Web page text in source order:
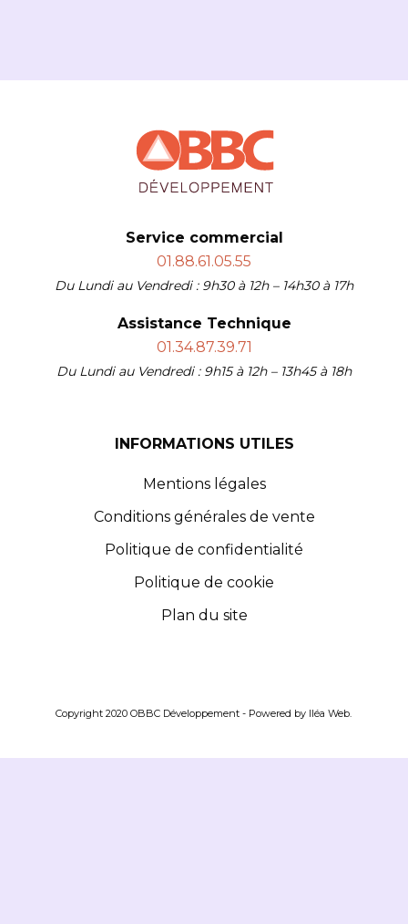
Service commercial
01.88.61.05.55
Du Lundi au Vendredi : 9h30 à 12h – 14h30 à 17h
Assistance Technique
01.34.87.39.71
Du Lundi au Vendredi : 9h15 à 12h – 13h45 à 18h
INFORMATIONS UTILES
Mentions légales
Conditions générales de vente
Politique de confidentialité
Politique de cookie
Plan du site
Copyright 2020 OBBC Développement - Powered by Iléa Web.